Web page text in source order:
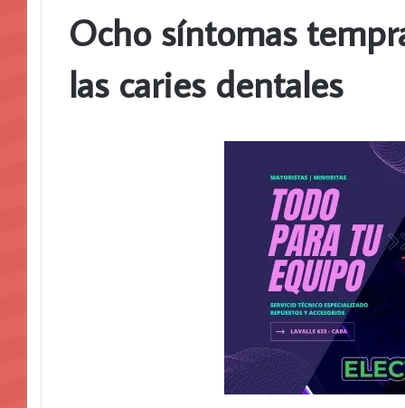
Ocho síntomas
las caries dentales